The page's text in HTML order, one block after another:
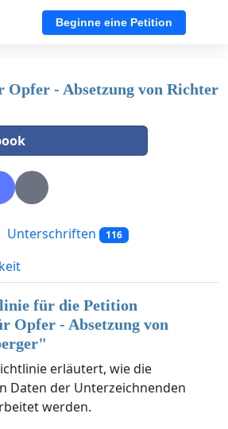
Beginne eine Petition
Opfer - Absetzung von Richter
Unterschriften 116
für die Petition
Opfer - Absetzung von
"
erläutert, wie die
Daten der Unterzeichnenden
werden.